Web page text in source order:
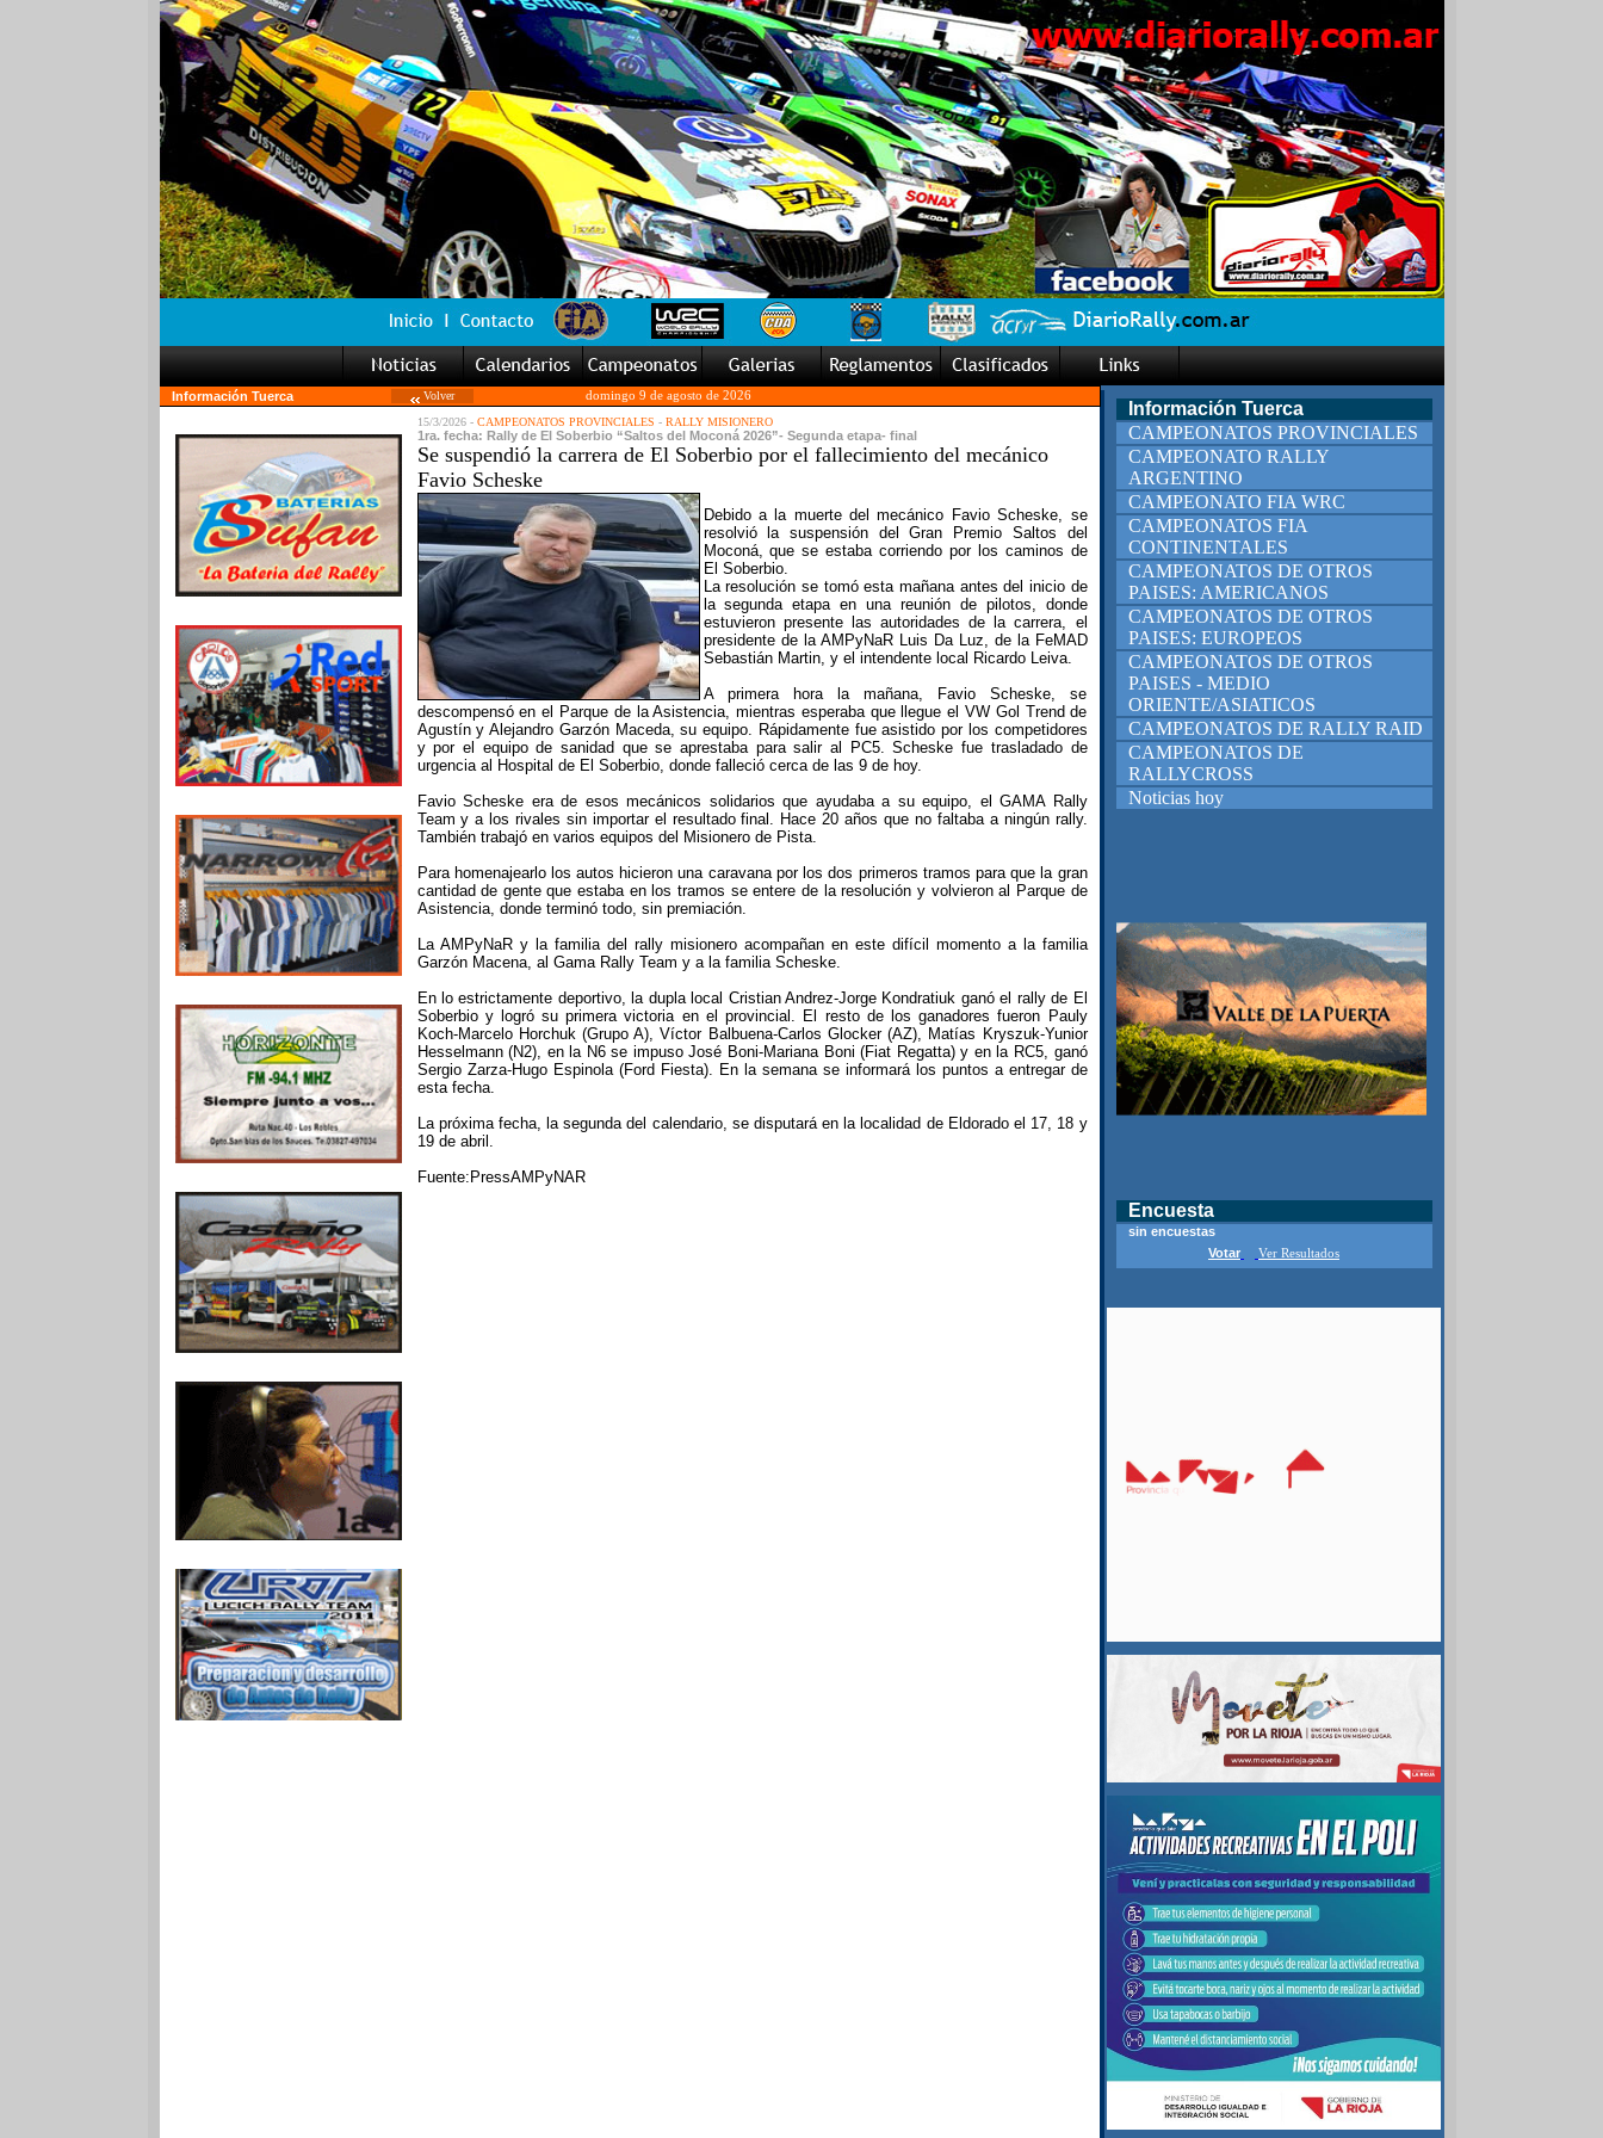
Información Tuerca Volver domingo 9 de agosto de 2026
Información Tuerca
CAMPEONATOS PROVINCIALES
CAMPEONATO RALLY
ARGENTINO
CAMPEONATO FIA WRC
CAMPEONATOS FIA
CONTINENTALES
CAMPEONATOS DE OTROS
PAISES: AMERICANOS
CAMPEONATOS DE OTROS
PAISES: EUROPEOS
CAMPEONATOS DE OTROS
PAISES - MEDIO
ORIENTE/ASIATICOS
CAMPEONATOS DE RALLY RAID
CAMPEONATOS DE
RALLYCROSS
Noticias hoy
Encuesta
sin encuestas
Votar
Ver Resultados
15/3/2026 - CAMPEONATOS PROVINCIALES - RALLY MISIONERO
1ra. fecha: Rally de El Soberbio “Saltos del Moconá 2026”- Segunda etapa- final
Se suspendió la carrera de El Soberbio por el fallecimiento del mecánico
Favio Scheske
Debido a la muerte del mecánico Favio Scheske, se
resolvió la suspensión del Gran Premio Saltos del
Moconá, que se estaba corriendo por los caminos de
El Soberbio.
La resolución se tomó esta mañana antes del inicio de
la segunda etapa en una reunión de pilotos, donde
estuvieron presente las autoridades de la carrera, el
presidente de la AMPyNaR Luis Da Luz, de la FeMAD
Sebastián Martin, y el intendente local Ricardo Leiva.
A primera hora la mañana, Favio Scheske, se
descompensó en el Parque de la Asistencia, mientras esperaba que llegue el VW Gol Trend de
Agustín y Alejandro Garzón Maceda, su equipo. Rápidamente fue asistido por los competidores
y por el equipo de sanidad que se aprestaba para salir al PC5. Scheske fue trasladado de
urgencia al Hospital de El Soberbio, donde falleció cerca de las 9 de hoy.
Favio Scheske era de esos mecánicos solidarios que ayudaba a su equipo, el GAMA Rally
Team y a los rivales sin importar el resultado final. Hace 20 años que no faltaba a ningún rally.
También trabajó en varios equipos del Misionero de Pista.
Para homenajearlo los autos hicieron una caravana por los dos primeros tramos para que la gran
cantidad de gente que estaba en los tramos se entere de la resolución y volvieron al Parque de
Asistencia, donde terminó todo, sin premiación.
La AMPyNaR y la familia del rally misionero acompañan en este difícil momento a la familia
Garzón Macena, al Gama Rally Team y a la familia Scheske.
En lo estrictamente deportivo, la dupla local Cristian Andrez-Jorge Kondratiuk ganó el rally de El
Soberbio y logró su primera victoria en el provincial. El resto de los ganadores fueron Pauly
Koch-Marcelo Horchuk (Grupo A), Víctor Balbuena-Carlos Glocker (AZ), Matías Kryszuk-Yunior
Hesselmann (N2), en la N6 se impuso José Boni-Mariana Boni (Fiat Regatta) y en la RC5, ganó
Sergio Zarza-Hugo Espinola (Ford Fiesta). En la semana se informará los puntos a entregar de
esta fecha.
La próxima fecha, la segunda del calendario, se disputará en la localidad de Eldorado el 17, 18 y
19 de abril.
Fuente:PressAMPyNAR